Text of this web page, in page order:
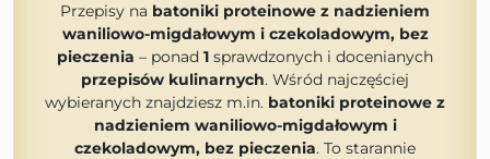
Przepisy na batoniki proteinowe z nadzieniem
waniliowo-migdałowym i czekoladowym, bez
pieczenia – ponad 1 sprawdzonych i docenianych
przepisów kulinarnych. Wśród najczęściej
wybieranych znajdziesz m.in. batoniki proteinowe z
nadzieniem waniliowo-migdałowym i
czekoladowym, bez pieczenia. To starannie